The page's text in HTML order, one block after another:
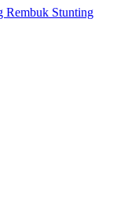
Rembuk Stunting